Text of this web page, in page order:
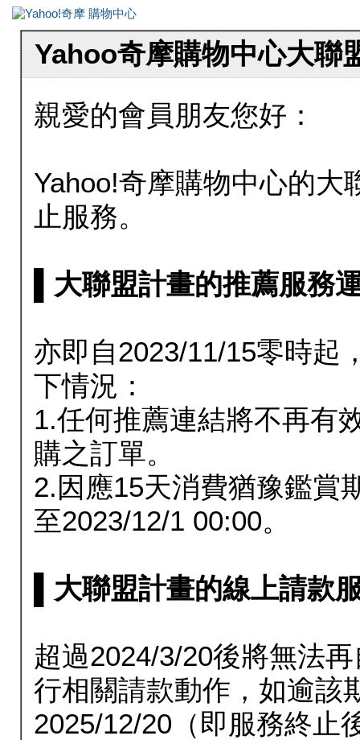
Yahoo奇摩購物中心大聯
親愛的會員朋友您好：
Yahoo!奇摩購物中心的大
止服務。
▌大聯盟計畫的推薦服務
亦即自2023/11/15零時起
下情況：
1.任何推薦連結將不再有
購之訂單。
2.因應15天消費猶豫鑑賞
至2023/12/1 00:00。
▌大聯盟計畫的線上請款
超過2024/3/20後將無法
行相關請款動作，如逾該
2025/12/20（即服務終止